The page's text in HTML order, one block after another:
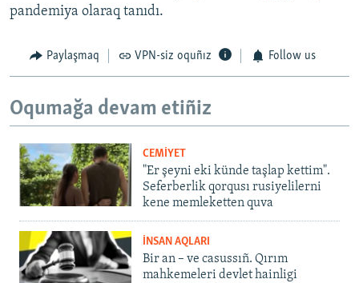
pandemiya olaraq tanıdı.
Paylaşmaq VPN-siz oquñız Follow us
Oqumağa devam etiñiz
CEMİYET
"Er şeyni eki künde taşlap kettim".
Seferberlik qorqusı rusiyelilerni
kene memleketten quva
İNSAN AQLARI
Bir an – ve casussıñ. Qırım
mahkemeleri devlet hainligi